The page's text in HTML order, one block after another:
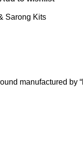
Sarong Kits
manufactured by “